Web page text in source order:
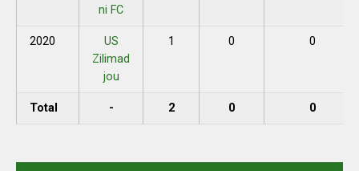
ni FC
2020
US
Zilimad
jou
1 0 0
Total - 2 0 0